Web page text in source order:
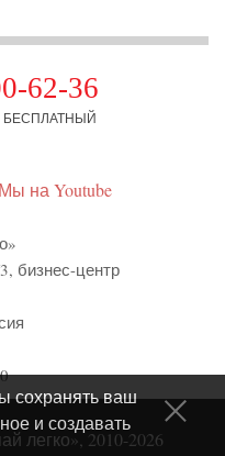
62-36
, бизнес-центр
легко», 2010-2026
сохранять ваш
и создавать